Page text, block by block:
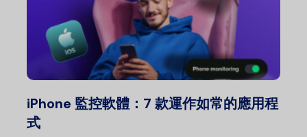
iPhone 監控軟體：7 款運作如常的應用程
式